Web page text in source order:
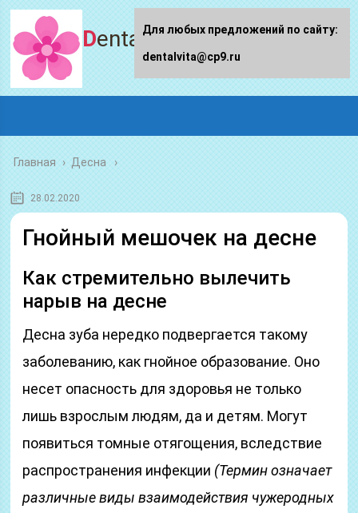
Dentalvita.ru
Главная › Десна
28.02.2020
Гнойный мешочек на десне
Как стремительно вылечить
нарыв на десне
Десна зуба нередко подвергается такому
заболеванию, как гнойное образование. Оно
несет опасность для здоровья не только
лишь взрослым людям, да и детям. Могут
появиться томные отягощения, вследствие
распространения инфекции (Термин означает
различные виды взаимодействия чужеродных
Для любых предложений по сайту:
dentalvita@cp9.ru